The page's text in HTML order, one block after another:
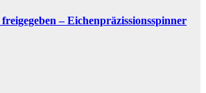
– Eichenpräzissionsspinner